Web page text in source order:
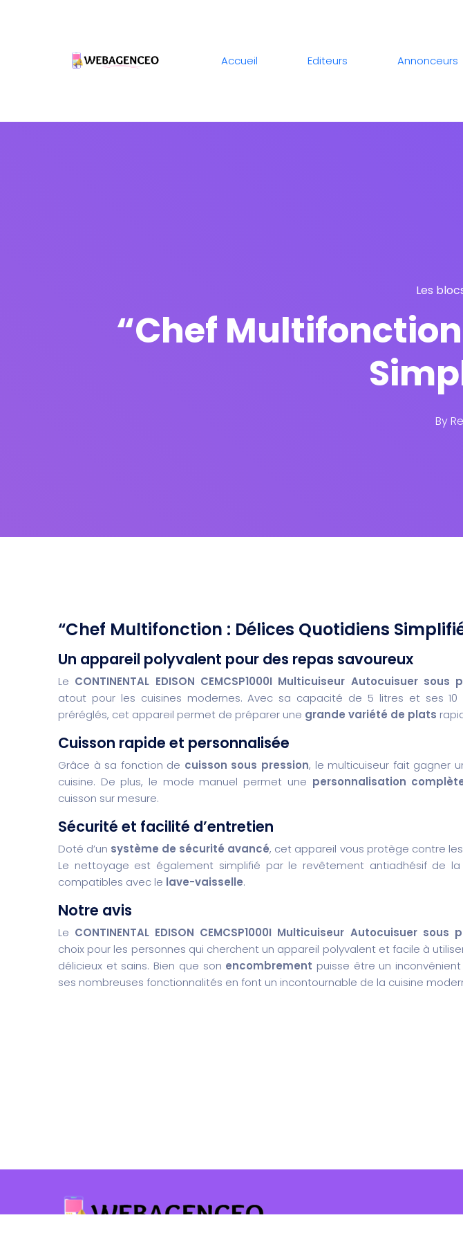
Accueil Editeurs Annonceurs
Les
“Chef
By
“Chef Multifonction : Délices Quotidiens
Un appareil polyvalent pour des repas savoureux
Le CONTINENTAL EDISON CEMCSP1000I Multicuiseur Autocuisuer sous
atout pour les cuisines modernes. Avec sa capacité de 5 litres et ses 10
préréglés, cet appareil permet de préparer une grande variété de plats
Cuisson rapide et personnalisée
Grâce à sa fonction de cuisson sous pression, le multicuiseur fait gagner
cuisine. De plus, le mode manuel permet une personnalisation
cuisson sur mesure.
Sécurité et facilité d’entretien
Doté d’un système de sécurité avancé, cet appareil vous protège contre
Le nettoyage est également simplifié par le revêtement antiadhésif de
compatibles avec le lave-vaisselle.
Notre avis
Le CONTINENTAL EDISON CEMCSP1000I Multicuiseur Autocuisuer sous
choix pour les personnes qui cherchent un appareil polyvalent et facile à
délicieux et sains. Bien que son encombrement puisse être un
ses nombreuses fonctionnalités en font un incontournable de la cuisine